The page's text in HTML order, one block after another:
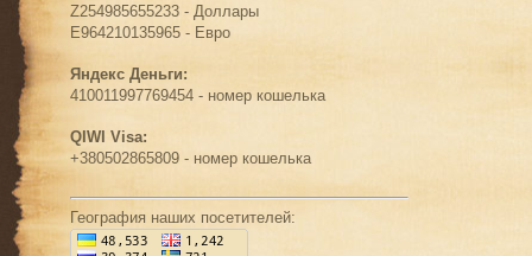
Z254985655233 - Доллары
E964210135965 - Евро
Яндекс Деньги:
410011997769454 - номер кошелька
QIWI Visa:
+380502865809 - номер кошелька
География наших посетителей: